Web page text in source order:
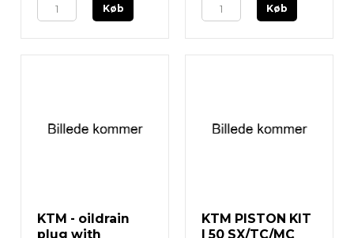
Køb Køb
KTM - oildrain
plug with
KTM PISTON KIT
I 50 SX/TC/MC